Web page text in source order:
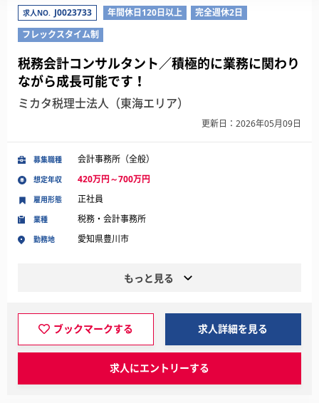
求人NO. J0023733 年間休日120日以上
完全週休2日
フレックスタイム制
税務会計コンサルタント／積極的に業務に関わり
ながら成長可能です！
ミカタ税理士法人（東海エリア）
更新日：2026年05月09日
募集職種 会計事務所（全般）
想定年収 420万円～700万円
業種 税務・会計事務所
勤務地 愛知県豊川市
雇用形態 正社員
もっと見る
ブックマークする 求人詳細を見る
求人にエントリーする